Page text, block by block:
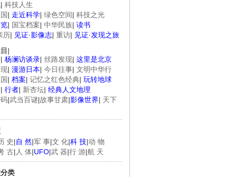
| 科技人生
| 走近科学| 绿色空间| 科技之光
| 国宝档案| 中华民族| 读书
历| 见证·影像志| 重访| 见证·发现之旅
|
| 杨澜访谈录| 丝路发现| 这里是北京
| 漫游日本| 今日往事| 文明中华行
| 档案| 记忆之红色经典| 玩转地球
| 行者| 新杏坛| 经典人文地理
|武当百谜|故事甘肃|影像世界| 天下
史|自 然|军 事|文 化|科 技|动 物
古| 人 体|UFO|武 器|行 游|航 天
类